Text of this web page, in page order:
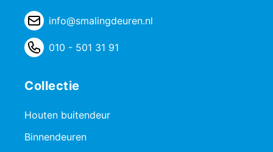
info@smalingdeuren.nl
010 - 501 31 91
Collectie
Houten buitendeur
Binnendeuren